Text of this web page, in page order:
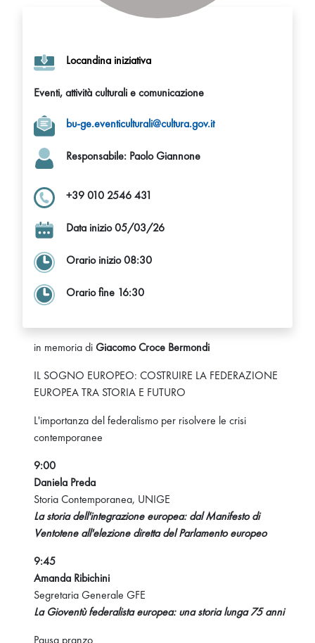
Locandina iniziativa
Eventi, attività culturali e comunicazione
bu-ge.eventiculturali@cultura.gov.it
Responsabile: Paolo Giannone
+39 010 2546 431
Data inizio 05/03/26
Orario inizio 08:30
Orario fine 16:30
in memoria diGiacomo Croce Bermondi
IL SOGNO EUROPEO: COSTRUIRE LA FEDERAZIONE
EUROPEA TRA STORIA E FUTURO
L'importanza del federalismo per risolvere le crisi
contemporanee
9:00
Daniela Preda
Storia Contemporanea, UNIGE
La storia dell'integrazione europea: dal Manifesto di
Ventotene all'elezione diretta del Parlamento europeo
9:45
Amanda Ribichini
Segretaria Generale GFE
La Gioventù federalista europea: una storia lunga 75 anni
Pausa pranzo